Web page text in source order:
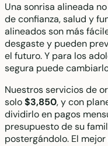
Una sonrisa alineada
de confianza, salud y
alineados son más
desgaste y pueden
el futuro. Y para los
segura puede
Nuestros servicios de
solo$3,850, y con
dividirlo en pagos
presupuesto de su
postergándolo. El